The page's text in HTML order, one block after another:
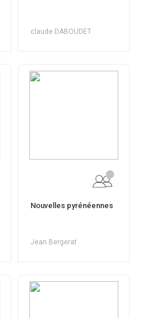
claude DABOUDET
Nouvelles pyrénéennes
Jean Bergerat